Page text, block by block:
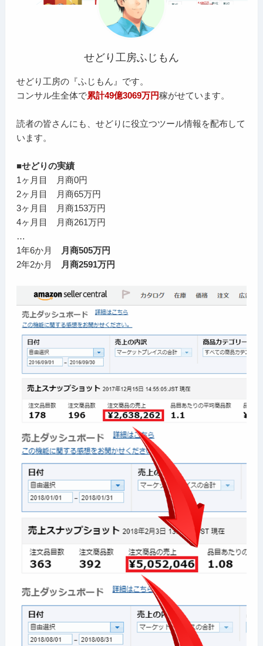
せどり工房ふじもん
せどり工房の『ふじもん』です。
コンサル生全体で累計49億3069万円稼がせています。
読者の皆さんにも、せどりに役立つツール情報を配布して
います。
■せどりの実績
1ヶ月目 月商0円
2ヶ月目 月商65万円
3ヶ月目 月商153万円
4ヶ月目 月商261万円
…
1年6か月
月商505万円
2年2か月
月商2591万円